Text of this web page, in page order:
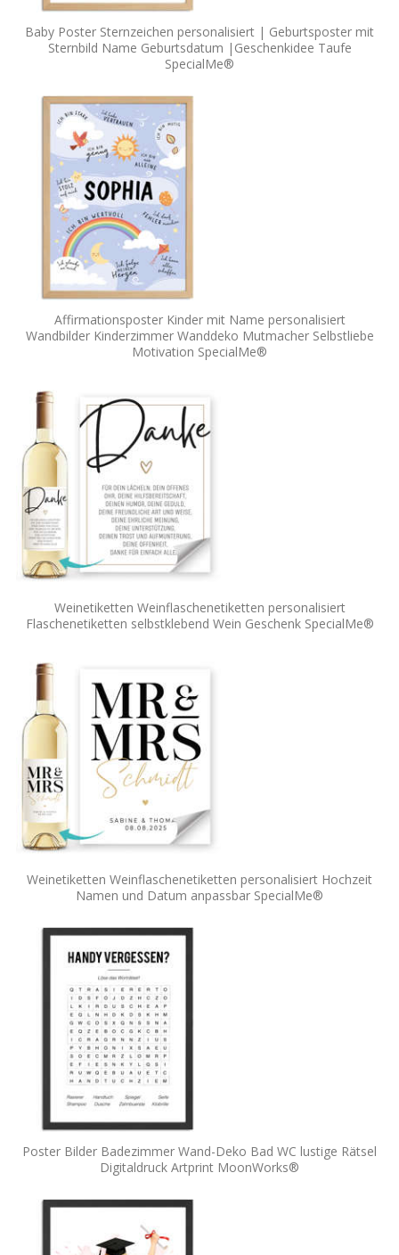
Baby Poster Sternzeichen personalisiert | Geburtsposter mit
Sternbild Name Geburtsdatum |Geschenkidee Taufe
SpecialMe®
Affirmationsposter Kinder mit Name personalisiert
Wandbilder Kinderzimmer Wanddeko Mutmacher Selbstliebe
Motivation SpecialMe®
Weinetiketten Weinflaschenetiketten personalisiert
Flaschenetiketten selbstklebend Wein Geschenk SpecialMe®
Weinetiketten Weinflaschenetiketten personalisiert Hochzeit
Namen und Datum anpassbar SpecialMe®
Poster Bilder Badezimmer Wand-Deko Bad WC lustige Rätsel
Digitaldruck Artprint MoonWorks®